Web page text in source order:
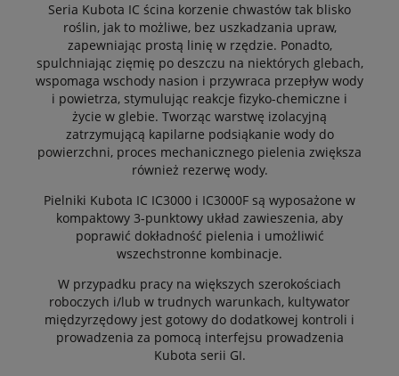
Seria Kubota IC ścina korzenie chwastów tak blisko
roślin, jak to możliwe, bez uszkadzania upraw,
zapewniając prostą linię w rzędzie. Ponadto,
spulchniając zięmię po deszczu na niektórych glebach,
wspomaga wschody nasion i przywraca przepływ wody
i powietrza, stymulując reakcje fizyko-chemiczne i
życie w glebie. Tworząc warstwę izolacyjną
zatrzymującą kapilarne podsiąkanie wody do
powierzchni, proces mechanicznego pielenia zwiększa
również rezerwę wody.
Pielniki Kubota IC IC3000 i IC3000F są wyposażone w
kompaktowy 3-punktowy układ zawieszenia, aby
poprawić dokładność pielenia i umożliwić
wszechstronne kombinacje.
W przypadku pracy na większych szerokościach
roboczych i/lub w trudnych warunkach, kultywator
międzyrzędowy jest gotowy do dodatkowej kontroli i
prowadzenia za pomocą interfejsu prowadzenia
Kubota serii GI.